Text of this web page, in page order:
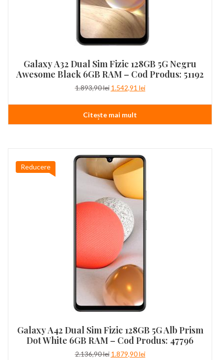
Galaxy A32 Dual Sim Fizic 128GB 5G Negru
Awesome Black 6GB RAM – Cod Produs: 51192
1.893,90lei Prețul
a
fost:
1.893,90 lei.
1.542,91 leiPrețul
este:
Citește mai mult
Reducere
Galaxy A42 Dual Sim Fizic 128GB 5G Alb Prism
Dot White 6GB RAM – Cod Produs: 47796
2.136,90lei Prețul
1.879,90leiPrețul